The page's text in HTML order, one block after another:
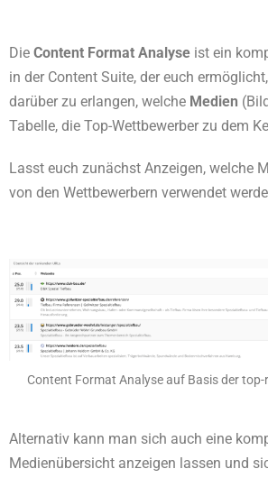
Die Content Format Analyse ist ein
in der Content Suite, der euch ermöglicht,
darüber zu erlangen, welche Medien
Tabelle, die Top-Wettbewerber zu dem
Lasst euch zunächst Anzeigen, welche
von den Wettbewerbern verwendet
Content Format Analyse auf Basis der
Alternativ kann man sich auch eine
Medienübersicht anzeigen lassen und